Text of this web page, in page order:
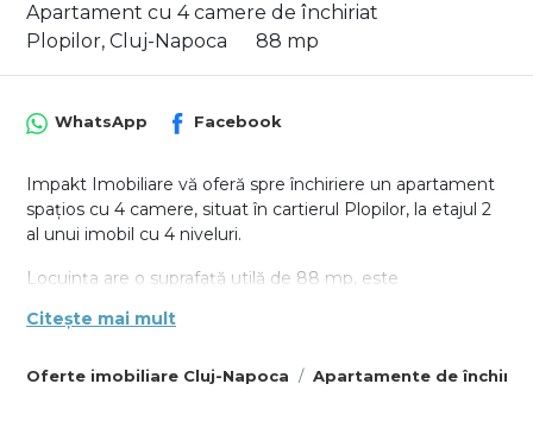
Apartament cu 4 camere de închiriat
Plopilor, Cluj-Napoca
88 mp
Oferte imobiliare Cluj-Napoca Apartamente de
WhatsApp Facebook
Impakt Imobiliare vă oferă spre închiriere un apartament
spațios cu 4 camere, situat în cartierul Plopilor, la etajul 2
al unui imobil cu 4 niveluri.
Locuința are o suprafață utilă de 88 mp, este
dormitoare, bucătărie, două băi și două balcoane închise.
Citește mai mult